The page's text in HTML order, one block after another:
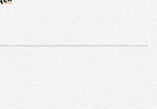
фактов легко сделать
занималось в Армении не
благотворительностью, не
пожертвования, не
зарабатывать другим и,
собственные интересы.
Армении точка зрения по
дорог рес­публики –